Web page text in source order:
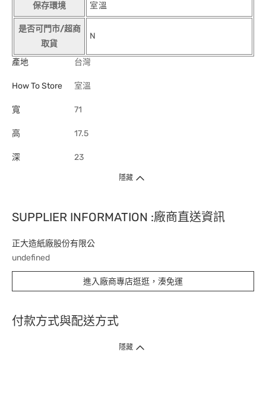
保存環境 室溫
是否可門市/超商
取貨
N
產地 台灣
How To Store 室溫
寬 71
高 17.5
深 23
隱藏
SUPPLIER INFORMATION :廠商直送資訊
正大造紙廠股份有限公
undefined
進入廠商專店逛逛，湊免運
付款方式與配送方式
隱藏